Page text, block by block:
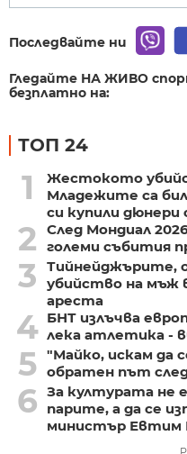
Последвайте ни
Гледайте НА ЖИВО
безплатно на:
ТОП 24
1
Жестокото
Младежите са
си купили дюнери
2
След Мондиал
големи събития
3
Тийнейджърите,
убийство на мъж
ареста
4 БНТ излъчва
лека атлетика -
5 "Майко, искам да
обратен път
6 За културата не
парите, а да се
министър Евтим